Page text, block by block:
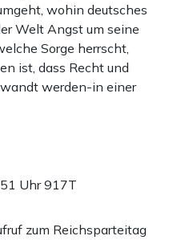
wohin deutsches
Welt Angst um seine
Sorge herrscht,
ist, dass Recht und
werden-in einer
Uhr917T
zum Reichsparteitag